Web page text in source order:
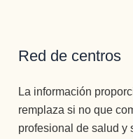
Red de centros
La información
remplaza si no que
profesional de salud y